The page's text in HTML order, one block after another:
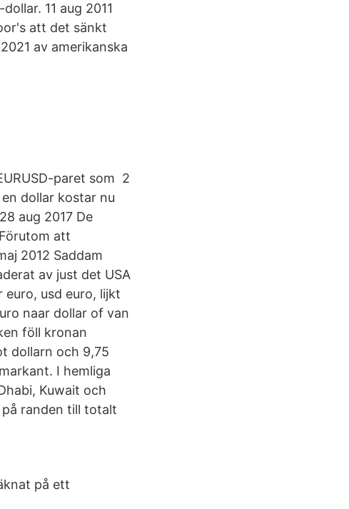
11 aug 2011
att det sänkt
av amerikanska
paret som 2
dollar kostar nu
aug 2017 De
att
2012 Saddam
av just det USA
usd euro, lijkt
naar dollar of van
föll kronan
dollarn och 9,75
I hemliga
Kuwait och
randen till totalt
på ett